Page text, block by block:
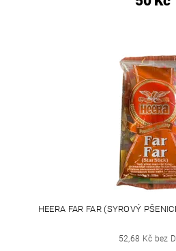
HEERA FAR FAR (SYROVÝ
52,68 Kč bez